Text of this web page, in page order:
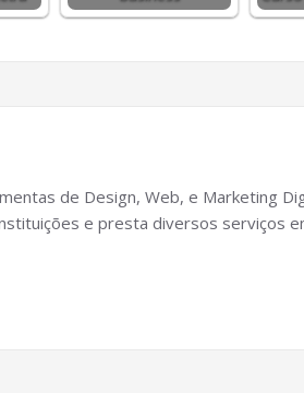
de Design, Web, e Marketing
e presta diversos serviços